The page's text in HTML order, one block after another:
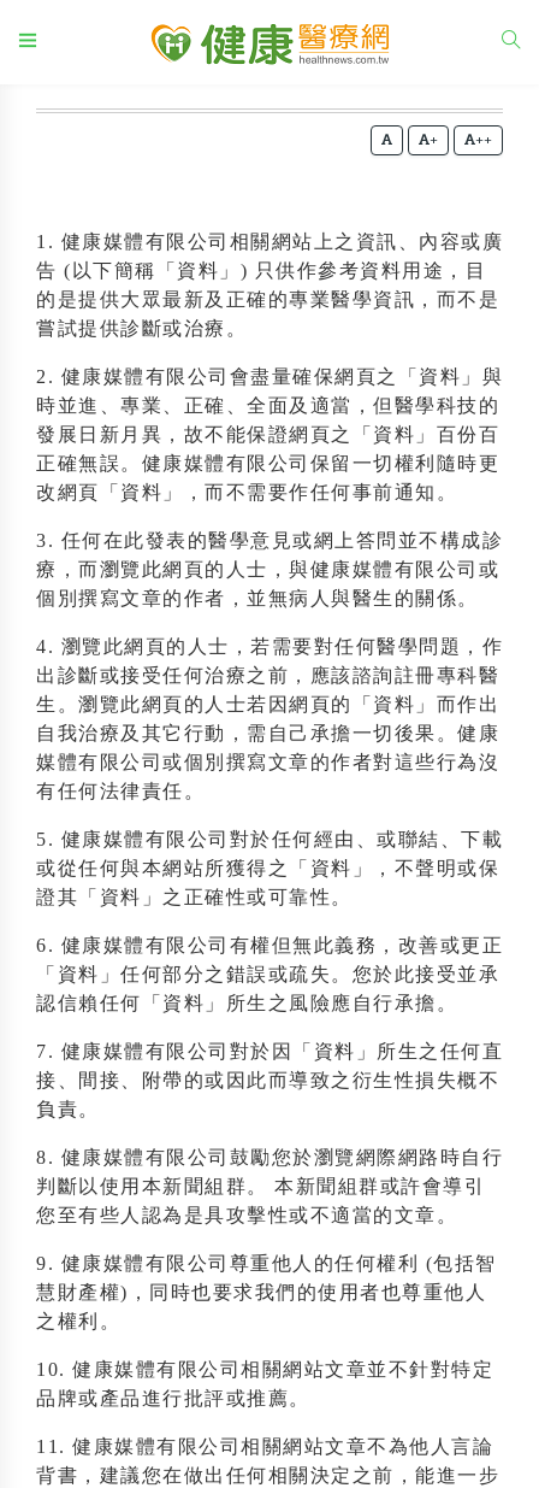
+ ++
1. 健康媒體有限公司相關網站上之資訊、內容或廣
告 (以下簡稱「資料」) 只供作參考資料用途，目
的是提供大眾最新及正確的專業醫學資訊，而不是
嘗試提供診斷或治療。
2. 健康媒體有限公司會盡量確保網頁之「資料」與
時並進、專業、正確、全面及適當，但醫學科技的
發展日新月異，故不能保證網頁之「資料」百份百
正確無誤。健康媒體有限公司保留一切權利隨時更
改網頁「資料」，而不需要作任何事前通知。
3. 任何在此發表的醫學意見或網上答問並不構成診
療，而瀏覽此網頁的人士，與健康媒體有限公司或
個別撰寫文章的作者，並無病人與醫生的關係。
4. 瀏覽此網頁的人士，若需要對任何醫學問題，作
出診斷或接受任何治療之前，應該諮詢註冊專科醫
生。瀏覽此網頁的人士若因網頁的「資料」而作出
自我治療及其它行動，需自己承擔一切後果。健康
媒體有限公司或個別撰寫文章的作者對這些行為沒
有任何法律責任。
5. 健康媒體有限公司對於任何經由、或聯結、下載
或從任何與本網站所獲得之「資料」，不聲明或保
證其「資料」之正確性或可靠性。
6. 健康媒體有限公司有權但無此義務，改善或更正
「資料」任何部分之錯誤或疏失。您於此接受並承
認信賴任何「資料」所生之風險應自行承擔。
7. 健康媒體有限公司對於因「資料」所生之任何直
接、間接、附帶的或因此而導致之衍生性損失概不
負責。
8. 健康媒體有限公司鼓勵您於瀏覽網際網路時自行
判斷以使用本新聞組群。 本新聞組群或許會導引
您至有些人認為是具攻擊性或不適當的文章。
9. 健康媒體有限公司尊重他人的任何權利 (包括智
慧財產權)，同時也要求我們的使用者也尊重他人
之權利。
10. 健康媒體有限公司相關網站文章並不針對特定
品牌或產品進行批評或推薦。
11. 健康媒體有限公司相關網站文章不為他人言論
背書，建議您在做出任何相關決定之前，能進一步